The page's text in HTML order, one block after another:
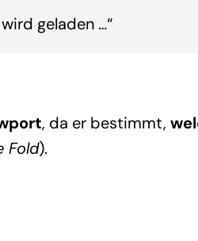
geladen …“
, da er bestimmt,
Fold).